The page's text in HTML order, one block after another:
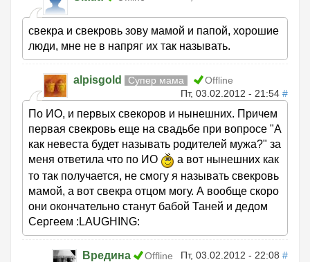
свекра и свекровь зову мамой и папой, хорошие
люди, мне не в напряг их так называть.
alpisgold Супер мама
Offline
Пт, 03.02.2012 - 21:54 #
По ИО, и первых свекоров и нынешних. Причем
первая свекровь еще на свадьбе при вопросе "А
как невеста будет называть родителей мужа?" за
меня ответила что по ИО
а вот нынешних как
то так получается, не смогу я называть свекровь
мамой, а вот свекра отцом могу. А вообще скоро
они окончательно станут бабой Таней и дедом
Сергеем :LAUGHING:
Вредина Offline Пт, 03.02.2012 - 22:08 #